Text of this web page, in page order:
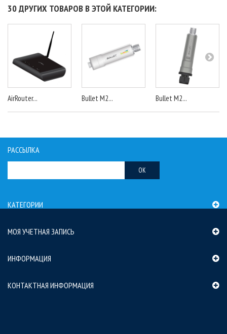
30 ДРУГИХ ТОВАРОВ В ЭТОЙ КАТЕГОРИИ:
AirRouter... Bullet M2... Bullet M2...
РАССЫЛКА
OK
КАТЕГОРИИ
МОЯ УЧЕТНАЯ ЗАПИСЬ
ИНФОРМАЦИЯ
КОНТАКТНАЯ ИНФОРМАЦИЯ